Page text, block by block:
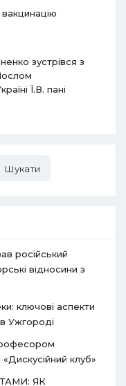
зустрівся з
Ї.В. пані
російський
відносини з
ключові аспекти
Ужгороді
клуб»
ЯК